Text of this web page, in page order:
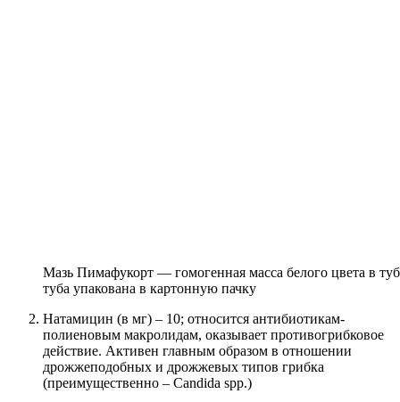
Мазь Пимафукорт — гомогенная масса белого цвета в
туба упакована в картонную пачку
Натамицин (в мг) – 10; относится антибиотикам-
полиеновым макролидам, оказывает противогрибковое
действие. Активен главным образом в отношении
дрожжеподобных и дрожжевых типов грибка
(преимущественно – Candida spp.)